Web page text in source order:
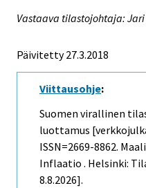
Vastaava tilastojohtaja:
Päivitetty 27.3.2018
Viittausohje:
Suomen virallinen
luottamus
ISSN=2669-8862.
Inflaatio . Helsinki:
8.8.2026].